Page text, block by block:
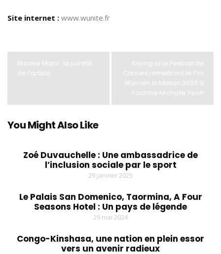
Site internet : www.wunite.fr
Brooke Major, la pureté
de l’artiste
Kering et le Festival de
Cannes remettront le Prix
Women in Motion 2023 à
l’actrice Michelle Yeoh
You Might Also Like
Zoé Duvauchelle : Une ambassadrice de
l’inclusion sociale par le sport
29 janvier 2025
Le Palais San Domenico, Taormina, A Four
Seasons Hotel : Un pays de légende
29 mai 2024
Congo-Kinshasa, une nation en plein essor
vers un avenir radieux